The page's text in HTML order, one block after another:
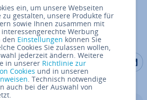
Spei­
Auf Auf
ein, um unsere Webseiten
gestalten, unsere Produkte für
sowie Ihnen zusammen mit
Werbung
den Einstellungen können Sie
Cookies Sie zulassen wollen,
jederzeit ändern. Weitere
in unserer Richtlinie zur
Cookies und in unseren
. Technisch notwendige
auch bei der Auswahl von